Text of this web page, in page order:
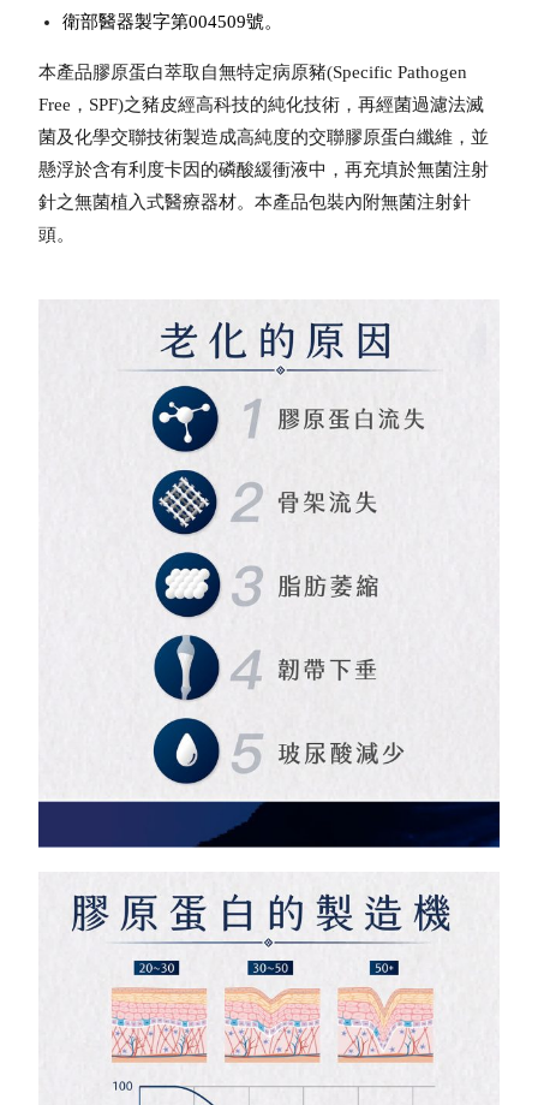
衛部醫器製字第004509號。
本產品膠原蛋白萃取自無特定病原豬(Specific Pathogen
Free，SPF)之豬皮經高科技的純化技術，再經菌過濾法滅
菌及化學交聯技術製造成高純度的交聯膠原蛋白纖維，並
懸浮於含有利度卡因的磷酸緩衝液中，再充填於無菌注射
針之無菌植入式醫療器材。本產品包裝內附無菌注射針
頭。